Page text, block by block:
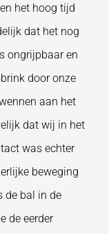
het hoog tijd
dat het nog
ongrijpbaar en
door onze
aan het
dat wij in het
was echter
beweging
de bal in de
de eerder